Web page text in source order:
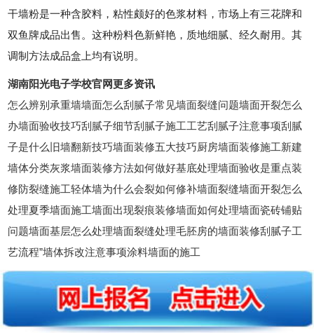
干墙粉是一种含胶料，粘性颇好的色浆材料，市场上有三花牌和
双鱼牌成品出售。这种粉料色新鲜艳，质地细腻、经久耐用。其
调制方法成品盒上均有说明。
湖南阳光电子学校官网更多资讯
怎么辨别承重墙墙面怎么刮腻子常见墙面裂缝问题墙面开裂怎么
办墙面验收技巧刮腻子细节刮腻子施工工艺刮腻子注意事项刮腻
子是什么旧墙翻新技巧墙面装修五大技巧厨房墙面装修施工新建
墙体分类灰浆墙面装修方法如何做好基底处理墙面验收是重点装
修防裂缝施工轻体墙为什么会裂如何修补墙面裂缝墙面开裂怎么
处理夏季墙面施工墙面出现裂痕装修墙面如何处理墙面瓷砖铺贴
问题墙面基层怎么处理墙面裂缝处理毛胚房的墙面装修刮腻子工
艺流程”墙体拆改注意事项涂料墙面的施工